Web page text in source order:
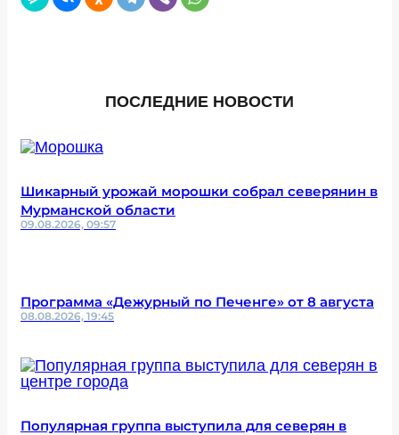
ПОСЛЕДНИЕ НОВОСТИ
Шикарный урожай морошки собрал северянин в
Мурманской области
09.08.2026, 09:57
Программа «Дежурный по Печенге» от 8 августа
08.08.2026, 19:45
Популярная группа выступила для северян в